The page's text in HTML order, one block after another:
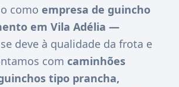
como empresa de guincho
em Vila Adélia —
se deve à qualidade da frota e
com caminhões
tipo prancha,